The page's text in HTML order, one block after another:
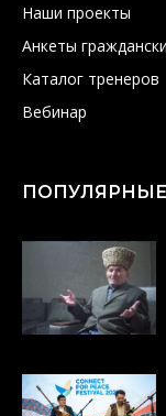
Наши проекты
Анкеты
Каталог тренеров
Вебинар
ПОПУЛЯРНЫЕ